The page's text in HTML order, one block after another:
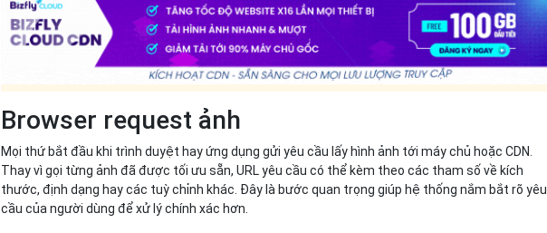
Browser request ảnh
Mọi thứ bắt đầu khi trình duyệt hay ứng dụng gửi yêu cầu lấy hình ảnh tới máy chủ hoặc CDN.
Thay vì gọi từng ảnh đã được tối ưu sẵn, URL yêu cầu có thể kèm theo các tham số về kích
thước, định dạng hay các tuỳ chỉnh khác. Đây là bước quan trọng giúp hệ thống nắm bắt rõ yêu
cầu của người dùng để xử lý chính xác hơn.